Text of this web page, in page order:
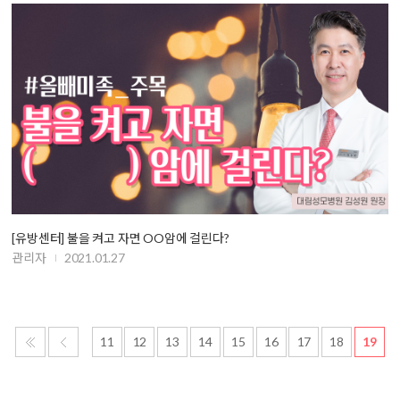
[유방센터] 불을 켜고 자면 OO암에 걸린다?
관리자
2021.01.27
11 12 13 14 15 16 17 18 19